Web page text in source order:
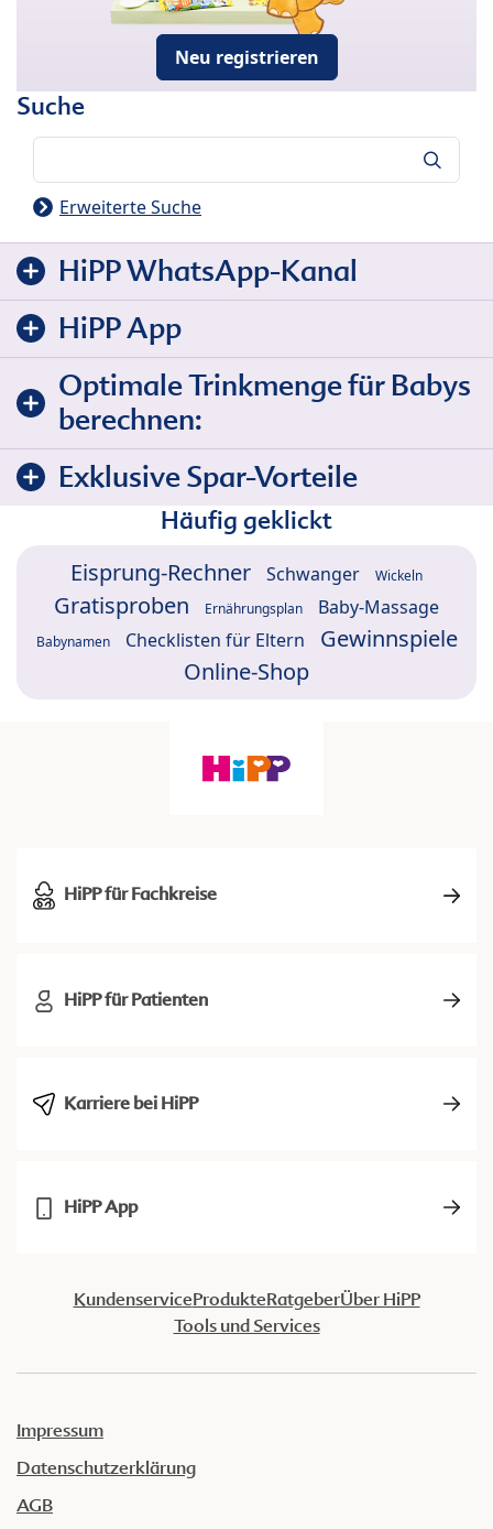
Neu registrieren
Suche
Erweiterte Suche
HiPP WhatsApp-Kanal
HiPP App
Optimale Trinkmenge für Babys
berechnen:
Exklusive Spar-Vorteile
Häufig geklickt
Eisprung-Rechner Schwanger Wickeln
Gratisproben Ernährungsplan Baby-Massage
Babynamen Checklisten für Eltern
Gewinnspiele
Online-Shop
HiPP für Fachkreise
HiPP für Patienten
Karriere bei HiPP
HiPP App
KundenserviceProdukteRatgeberÜber HiPP
Tools und Services
Impressum
Datenschutzerklärung
AGB